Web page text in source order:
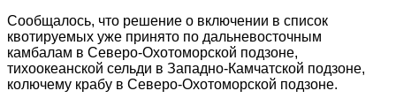
Сообщалось, что решение о включении в список
квотируемых уже принято по дальневосточным
камбалам в Северо-Охотоморской подзоне,
тихоокеанской сельди в Западно-Камчатской подзоне,
колючему крабу в Северо-Охотоморской подзоне.